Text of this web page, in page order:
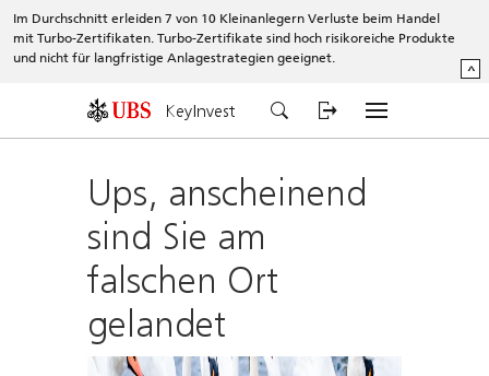
Im Durchschnitt erleiden 7 von 10 Kleinanlegern Verluste beim Handel
mit Turbo-Zertifikaten. Turbo-Zertifikate sind hoch risikoreiche Produkte
und nicht für langfristige Anlagestrategien geeignet.
^
KeyInvest
Ups, anscheinend
sind Sie am
falschen Ort
gelandet